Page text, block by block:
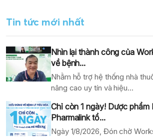
Tin tức mới nhất
Nhìn lại thành công của
về bệnh...
Nhằm hỗ trợ hệ thống nhà
nâng cao uy tín và hiệu...
Chỉ còn 1 ngày! Dược phẩm
Pharmalink tổ...
Ngày 1/8/2026, Đón chờ